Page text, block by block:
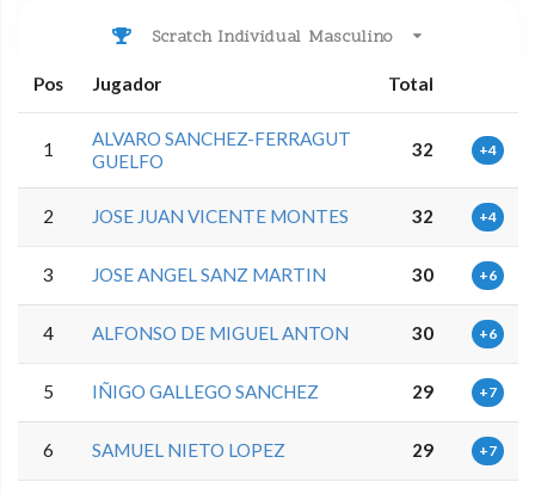
Scratch Individual Masculino
Pos Jugador Total
1
ALVARO SANCHEZ-FERRAGUT
GUELFO
32 +4
2 JOSE JUAN VICENTE MONTES 32 +4
3 JOSE ANGEL SANZ MARTIN 30 +6
4 ALFONSO DE MIGUEL ANTON 30 +6
5 IÑIGO GALLEGO SANCHEZ 29 +7
6 SAMUEL NIETO LOPEZ 29 +7